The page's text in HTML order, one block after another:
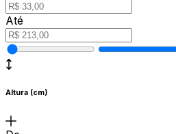
Até
Altura (cm)